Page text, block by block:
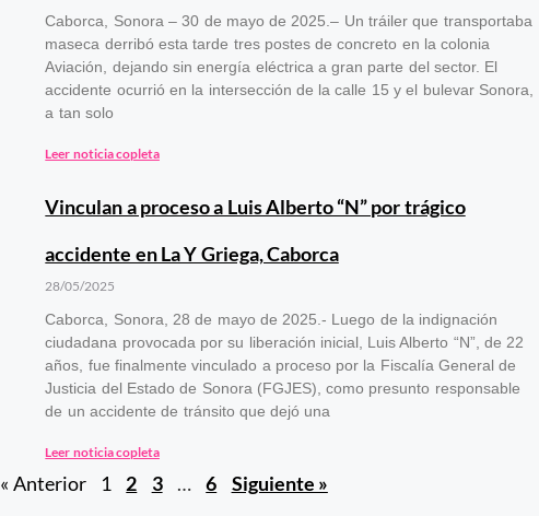
Caborca, Sonora – 30 de mayo de 2025.– Un tráiler que transportaba
maseca derribó esta tarde tres postes de concreto en la colonia
Aviación, dejando sin energía eléctrica a gran parte del sector. El
accidente ocurrió en la intersección de la calle 15 y el bulevar Sonora,
a tan solo
Leer noticia copleta
Vinculan a proceso a Luis Alberto “N” por trágico
accidente en La Y Griega, Caborca
28/05/2025
Caborca, Sonora, 28 de mayo de 2025.- Luego de la indignación
ciudadana provocada por su liberación inicial, Luis Alberto “N”, de 22
años, fue finalmente vinculado a proceso por la Fiscalía General de
Justicia del Estado de Sonora (FGJES), como presunto responsable
de un accidente de tránsito que dejó una
Leer noticia copleta
« Anterior 1 2 3 … 6 Siguiente »